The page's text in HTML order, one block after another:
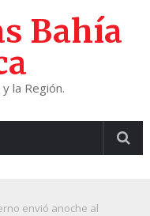
Bahía
la Región.
envió anoche al